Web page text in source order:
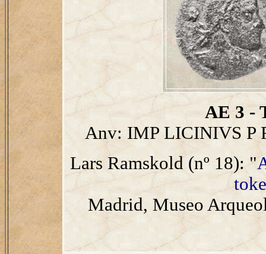
AE 3 -
Anv: IMP LICINIVS P
Lars Ramskold (nº 18): "
Madrid, Museo